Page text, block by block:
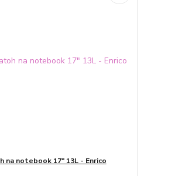
na notebook 17" 13L - Enrico